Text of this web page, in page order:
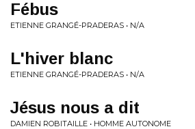
Fébus
ETIENNE GRANGÉ-PRADERAS • N/A
L'hiver blanc
ETIENNE GRANGÉ-PRADERAS • N/A
Jésus nous a dit
DAMIEN ROBITAILLE • HOMME AUTONOME